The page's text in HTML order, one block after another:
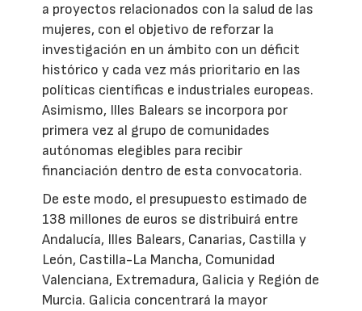
a proyectos relacionados con la salud de las
mujeres, con el objetivo de reforzar la
investigación en un ámbito con un déficit
histórico y cada vez más prioritario en las
políticas científicas e industriales europeas.
Asimismo, Illes Balears se incorpora por
primera vez al grupo de comunidades
autónomas elegibles para recibir
financiación dentro de esta convocatoria.
De este modo, el presupuesto estimado de
138 millones de euros se distribuirá entre
Andalucía, Illes Balears, Canarias, Castilla y
León, Castilla-La Mancha, Comunidad
Valenciana, Extremadura, Galicia y Región de
Murcia. Galicia concentrará la mayor